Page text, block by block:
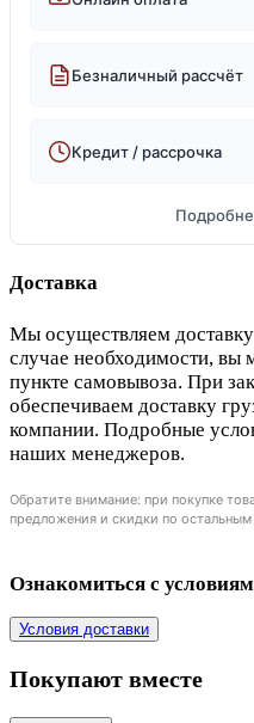
Безналичный рассчёт
Кредит / рассрочка
Доставка
Мы осуществляем
случае необходимости, вы
пункте самовывоза. При
обеспечиваем доставку
компании. Подробные
наших менеджеров.
Обратите внимание: при покупке
предложения и скидки по
Ознакомиться с
Условия доставки
Покупают вместе